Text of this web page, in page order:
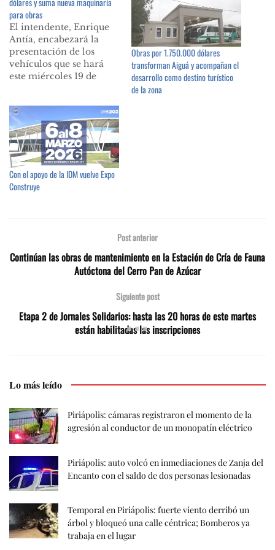
para obras
El intendente, Enrique
Antía, encabezará la
presentación de los
vehículos que se hará
este miércoles 19 de
Comunal. El director
general de Obras y
Talleres, Jesús
Bentancur, sostuvo que
se trata de maquinaria
necesaria para cumplir
con los objetivos de la
Obras por 1.750.000 dólares
transforman Aiguá y acompañan el
desarrollo como destino turístico
de la zona
Con el apoyo de la IDM vuelve Expo
Construye
Post anterior
Continúan las obras de mantenimiento en la Estación de Cría de Fauna
Autóctona del Cerro Pan de Azúcar
Siguiente post
Etapa 2 de Jornales Solidarios: hasta las 20 horas de este martes
están habilitadas las inscripciones
Lo más leído
Piriápolis: cámaras registraron el momento de la
agresión al conductor de un monopatín eléctrico
Piriápolis: auto volcó en inmediaciones de Zanja del
Encanto con el saldo de dos personas lesionadas
Temporal en Piriápolis: fuerte viento derribó un
árbol y bloqueó una calle céntrica; Bomberos ya
trabaja en el lugar